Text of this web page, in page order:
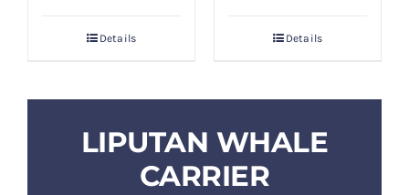
Details Details
LIPUTAN WHALE
CARRIER